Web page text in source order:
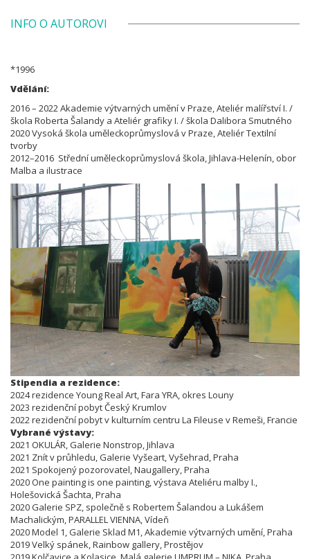
INFO O AUTOROVI
*1996
Vdělání:
2016 – 2022 Akademie výtvarných umění v Praze, Ateliér malířství I. /
škola Roberta Šalandy a Ateliér grafiky I. / škola Dalibora Smutného
2020 Vysoká škola uměleckoprůmyslová v Praze, Ateliér Textilní
tvorby
2012–2016 Střední uměleckoprůmyslová škola, Jihlava-Helenín, obor
Malba a ilustrace
Stipendia a rezidence:
2024 rezidence Young Real Art, Fara YRA, okres Louny
2023 rezidenční pobyt Český Krumlov
2022 rezidenční pobyt v kulturním centru La Fileuse v Remeši, Francie
Vybrané výstavy:
2021 OKULÁR, Galerie Nonstrop, Jihlava
2021 Znít v průhledu, Galerie Vyšeart, Vyšehrad, Praha
2021 Spokojený pozorovatel, Naugallery, Praha
2020 One painting is one painting, výstava Ateliéru malby I.,
Holešovická Šachta, Praha
2020 Galerie SPZ, společně s Robertem Šalandou a Lukášem
Machalickým, PARALLEL VIENNA, Vídeň
2020 Model 1, Galerie Sklad M1, Akademie výtvarných umění, Praha
2019 Velký spánek, Rainbow gallery, Prostějov